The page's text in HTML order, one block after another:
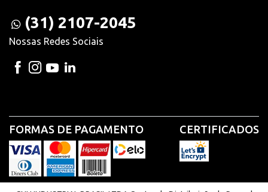
(31) 2107-2045
Nossas Redes Sociais
FORMAS DE PAGAMENTO CERTIFICADOS